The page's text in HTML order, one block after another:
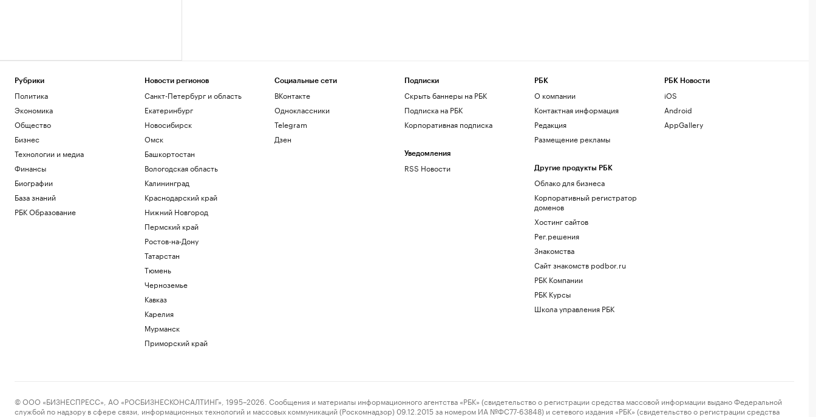
Рубрики
Политика
Экономика
Общество
Бизнес
Технологии и медиа
Финансы
Биографии
База знаний
РБК Образование
Новости регионов
Санкт-Петербург и область
Екатеринбург
Новосибирск
Омск
Башкортостан
Вологодская область
Калининград
Краснодарский край
Нижний Новгород
Пермский край
Ростов-на-Дону
Татарстан
Тюмень
Черноземье
Кавказ
Карелия
Мурманск
Приморский край
Социальные сети
ВКонтакте
Одноклассники
Telegram
Дзен
Подписки
Скрыть баннеры на РБК
Подписка на РБК
Корпоративная подписка
Уведомления
RSS Новости
РБК
О компании
Контактная информация
Редакция
Размещение рекламы
Другие продукты РБК
Облако для бизнеса
Корпоративный регистратор
доменов
Хостинг сайтов
Рег.решения
Знакомства
Сайт знакомств podbor.ru
РБК Компании
РБК Курсы
Школа управления РБК
РБК Новости
iOS
Android
AppGallery
© ООО «БИЗНЕСПРЕСС», АО «РОСБИЗНЕСКОНСАЛТИНГ», 1995–2026. Сообщения и материалы информационного агентства «РБК» (свидетельство о регистрации средства массовой информации выдано Федеральной
службой по надзору в сфере связи, информационных технологий и массовых коммуникаций (Роскомнадзор) 09.12.2015 за номером ИА №ФС77-63848) и сетевого издания «РБК» (свидетельство о регистрации средства